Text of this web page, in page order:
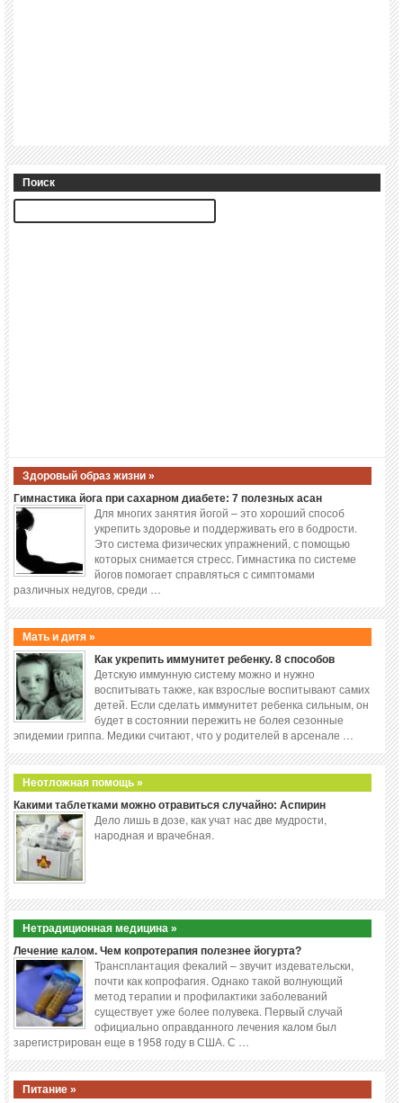
Поиск
Здоровый образ жизни »
Гимнастика йога при сахарном диабете: 7 полезных асан
Для многих занятия йогой – это хороший способ
укрепить здоровье и поддерживать его в бодрости.
Это система физических упражнений, с помощью
которых снимается стресс. Гимнастика по системе
йогов помогает справляться с симптомами
различных недугов, среди …
Мать и дитя »
Как укрепить иммунитет ребенку. 8 способов
Детскую иммунную систему можно и нужно
воспитывать также, как взрослые воспитывают самих
детей. Если сделать иммунитет ребенка сильным, он
будет в состоянии пережить не болея сезонные
эпидемии гриппа. Медики считают, что у родителей в арсенале …
Неотложная помощь »
Какими таблетками можно отравиться случайно: Аспирин
Дело лишь в дозе, как учат нас две мудрости,
народная и врачебная.
Нетрадиционная медицина »
Лечение калом. Чем копротерапия полезнее йогурта?
Трансплантация фекалий – звучит издевательски,
почти как копрофагия. Однако такой волнующий
метод терапии и профилактики заболеваний
существует уже более полувека. Первый случай
официально оправданного лечения калом был
зарегистрирован еще в 1958 году в США. С …
Питание »